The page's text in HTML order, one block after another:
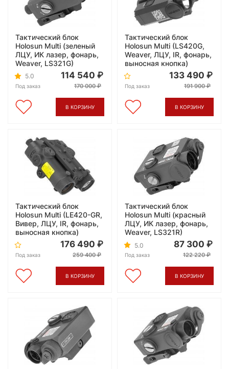
Тактический блок
Holosun Multi (зеленый
ЛЦУ, ИК лазер, фонарь,
Weaver, LS321G)
5.0
Под заказ
114 540
170 000
В КОРЗИНУ
Тактический блок
Holosun Multi (LS420G,
Weaver, ЛЦУ, IR, фонарь,
выносная кнопка)
Под заказ
133 490
191 900
В КОРЗИНУ
Тактический блок
Holosun Multi (LE420-GR,
Вивер, ЛЦУ, IR, фонарь,
выносная кнопка)
Под заказ
176 490
259 400
В КОРЗИНУ
Тактический блок
Holosun Multi (красный
ЛЦУ, ИК лазер, фонарь,
Weaver, LS321R)
5.0
Под заказ
87 300
122 220
В КОРЗИНУ